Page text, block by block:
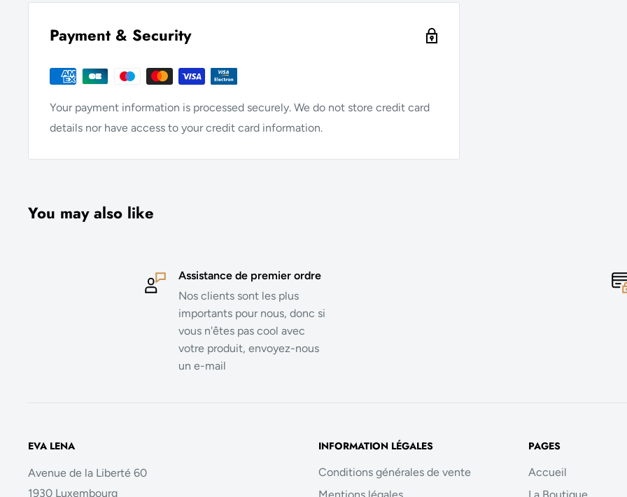
Payment & Security
Your payment information is processed securely. We do not store credit card
details nor have access to your credit card information.
You may also like
Assistance de premier ordre
Nos clients sont les plus
importants pour nous, donc si
vous n'êtes pas cool avec
votre produit, envoyez-nous
un e-mail
EVA LENA
Avenue de la Liberté 60
1930 Luxembourg
INFORMATION LÉGALES
Conditions générales de vente
PAGES
Accueil